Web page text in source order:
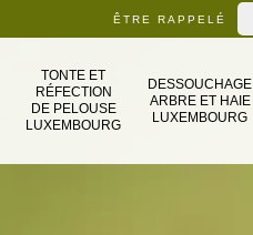
ÊTRE RAPPELÉ
TONTE ET
RÉFECTION
DE PELOUSE
LUXEMBOURG
DESSOUCHAGE
ARBRE ET HAIE
LUXEMBOURG